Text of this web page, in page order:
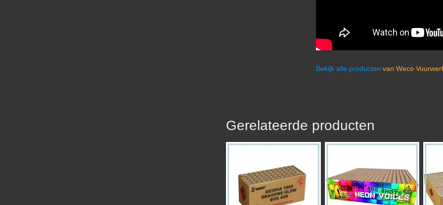
Bekijk alle producten van Weco
Gerelateerde producten